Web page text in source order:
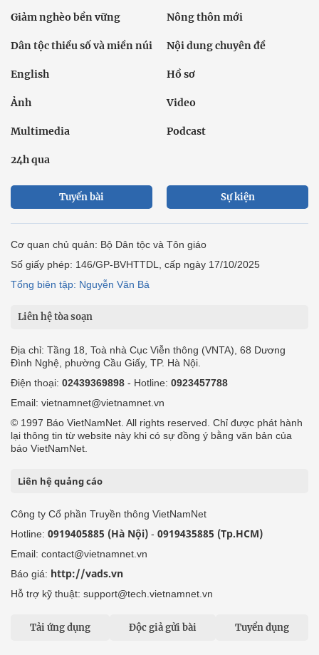
Giảm nghèo bền vững Nông thôn mới
Dân tộc thiểu số và miền núi Nội dung chuyên đề
English Hồ sơ
Ảnh Video
Multimedia Podcast
24h qua
Tuyến bài Sự kiện
Cơ quan chủ quản: Bộ Dân tộc và Tôn giáo
Số giấy phép: 146/GP-BVHTTDL, cấp ngày 17/10/2025
Tổng biên tập: Nguyễn Văn Bá
Liên hệ tòa soạn
Địa chỉ: Tầng 18, Toà nhà Cục Viễn thông (VNTA), 68 Dương
Đình Nghệ, phường Cầu Giấy, TP. Hà Nội.
Điện thoại: 02439369898 - Hotline: 0923457788
Email: vietnamnet@vietnamnet.vn
© 1997 Báo VietNamNet. All rights reserved. Chỉ được phát hành
lại thông tin từ website này khi có sự đồng ý bằng văn bản của
báo VietNamNet.
Liên hệ quảng cáo
Công ty Cổ phần Truyền thông VietNamNet
Hotline: 0919405885 (Hà Nội) - 0919435885 (Tp.HCM)
Email: contact@vietnamnet.vn
Báo giá: http://vads.vn
Hỗ trợ kỹ thuật: support@tech.vietnamnet.vn
Tải ứng dụng Độc giả gửi bài Tuyển dụng